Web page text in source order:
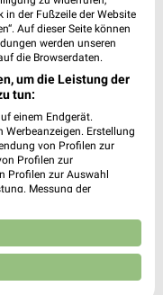
| Geschlossen
in der Fußzeile der Website
Auf dieser Seite können
werden unseren
die Browserdaten.
um die Leistung der
tun:
einem Endgerät.
Erstellung
von Profilen zur
Profilen zur
Profilen zur Auswahl
Messung der
Entwicklung und
Daten zur Auswahl
weitergegeben und in die